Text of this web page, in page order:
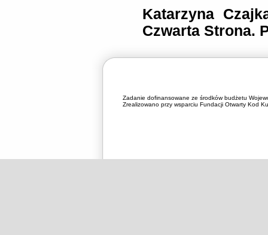
Katarzyna
Czwarta Strona.
Zadanie dofinansowane ze środków budżetu
Zrealizowano przy wsparciu Fundacji Otwarty Kod